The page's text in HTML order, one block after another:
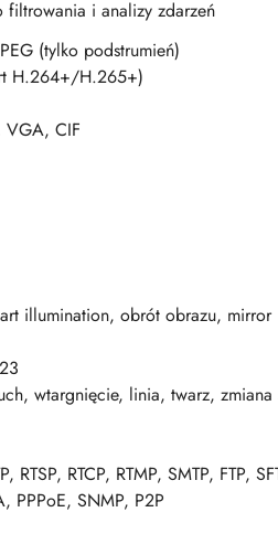
filtrowania i analizy zdarzeń
(tylko podstrumień)
H.264+/H.265+)
CIF
illumination, obrót obrazu, mirror
wtargnięcie, linia, twarz,
RTSP, RTCP, RTMP, SMTP, FTP,
PPPoE, SNMP, P2P